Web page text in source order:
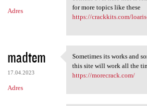
Adres
for more topics like these
https://crackkits.com/
madtem
17.04.2023
Adres
Sometimes its works
Sometimes its works and
this site will work all the
https://morecrack.com/